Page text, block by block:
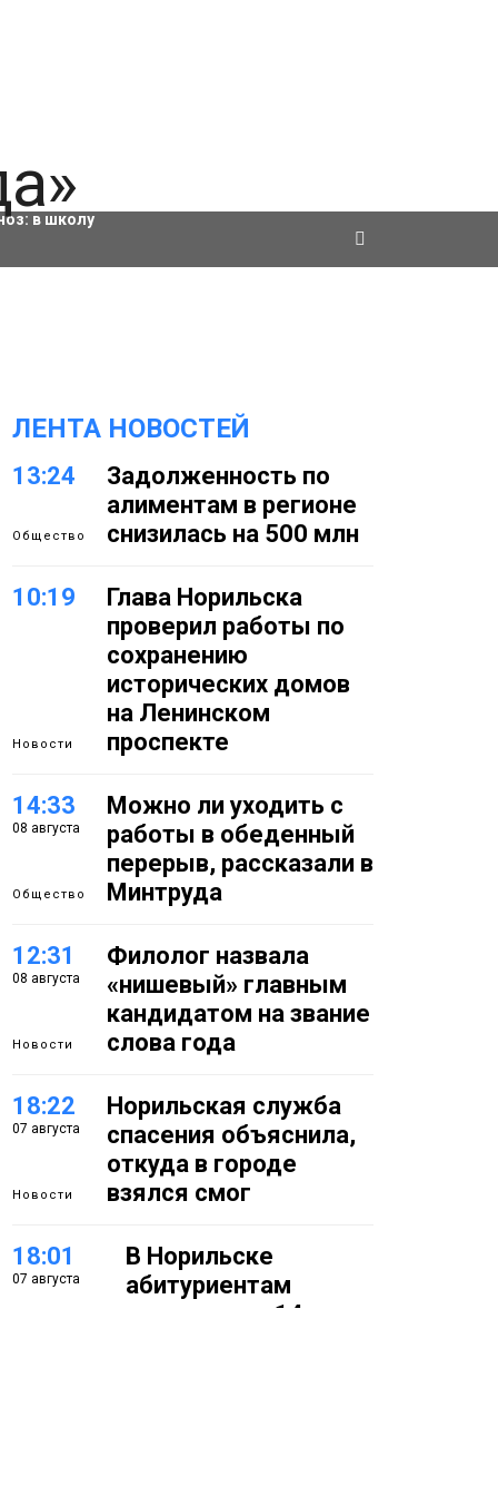
в школу
ЛЕНТА НОВОСТЕЙ
13:24
Общество
Задолженность по
алиментам в регионе
снизилась на 500 млн
10:19
Новости
Глава Норильска
проверил работы по
сохранению
исторических домов
на Ленинском
проспекте
14:33
08 августа
Общество
Можно ли уходить с
работы в обеденный
перерыв, рассказали в
Минтруда
12:31
08 августа
Новости
Филолог назвала
«нишевый» главным
кандидатом на звание
слова года
18:22
07 августа
Новости
Норильская служба
спасения объяснила,
откуда в городе
взялся смог
18:01
07 августа
В Норильске
абитуриентам
предлагают 14